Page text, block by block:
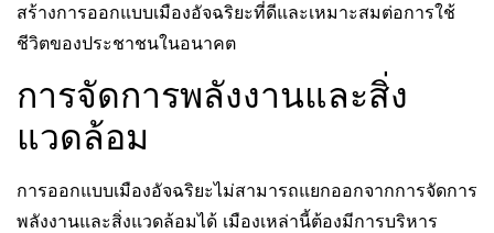
สร้างการออกแบบเมืองอัจฉริยะที่ดีและเหมาะสมต่อการใช้
ชีวิตของประชาชนในอนาคต
การจัดการพลังงานและสิ่ง
แวดล้อม
การออกแบบเมืองอัจฉริยะไม่สามารถแยกออกจากการจัดการ
พลังงานและสิ่งแวดล้อมได้ เมืองเหล่านี้ต้องมีการบริหาร